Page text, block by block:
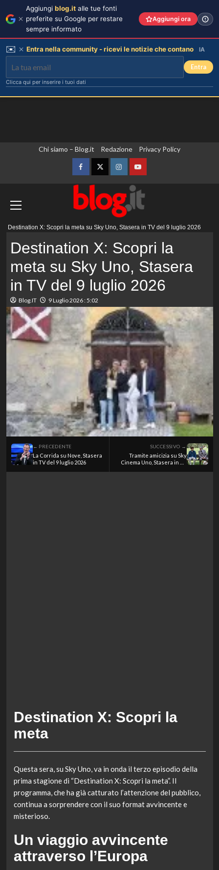
Chi siamo – Blog.it Redazione Privacy Policy
FacebookTwitterInstagramYouTube
Destination X: Scopri la meta su Sky Uno, Stasera in TV del 9 luglio 2026
Destination X: Scopri la
meta su Sky Uno, Stasera
in TV del 9 luglio 2026
Blog.IT 9 Luglio 2026 : 5:02
← PRECEDENTE
La Corrida su Nove, Stasera
in TV del 9 luglio 2026
SUCCESSIVO →
Tramite amicizia su Sky
Cinema Uno, Stasera in TV
Destination X: Scopri la
meta
Questa sera, su Sky Uno, va in onda il terzo episodio della
prima stagione di “Destination X: Scopri la meta”. Il
programma, che ha già catturato l’attenzione del pubblico,
continua a sorprendere con il suo format avvincente e
misterioso.
Un viaggio avvincente
attraverso l’Europa
Aggiungi blog.it alle tue fonti
preferite su Google per restare
sempre informato
Aggiungi ora
✉️ Entra nella community - ricevi le notizie che contano IA
Entra
Clicca qui per inserire i tuoi dati